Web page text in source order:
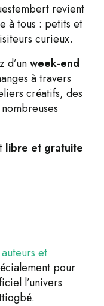
revient
à tous : petits et
curieux.
d’unweek-end
à travers
créatifs, des
libre et gratuite
et
pour
l’univers